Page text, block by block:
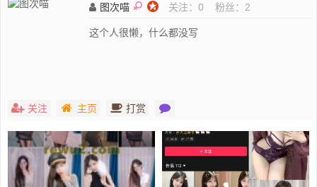
图次喵 关注： 0 粉丝： 2
这个人很懒，什么都没写
关注 主页 打赏